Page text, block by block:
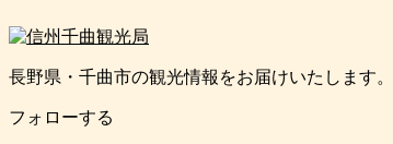
長野県・千曲市の観光情報をお届けいたします。
フォローする